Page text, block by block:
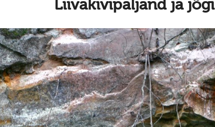
Liivakivipaljand ja jõgi